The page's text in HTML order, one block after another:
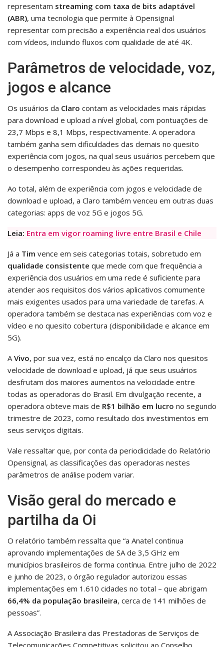
representam streaming com taxa de bits adaptável
(ABR), uma tecnologia que permite à Opensignal
representar com precisão a experiência real dos usuários
com vídeos, incluindo fluxos com qualidade de até 4K.
Parâmetros de velocidade, voz,
jogos e alcance
Os usuários da Claro contam as velocidades mais rápidas
para download e upload a nível global, com pontuações de
23,7 Mbps e 8,1 Mbps, respectivamente. A operadora
também ganha sem dificuldades das demais no quesito
experiência com jogos, na qual seus usuários percebem que
o desempenho correspondeu às ações requeridas.
Ao total, além de experiência com jogos e velocidade de
download e upload, a Claro também venceu em outras duas
categorias: apps de voz 5G e jogos 5G.
Leia: Entra em vigor roaming livre entre Brasil e Chile
Já a Tim vence em seis categorias totais, sobretudo em
qualidade consistente que mede com que frequência a
experiência dos usuários em uma rede é suficiente para
atender aos requisitos dos vários aplicativos comumente
mais exigentes usados para uma variedade de tarefas. A
operadora também se destaca nas experiências com voz e
vídeo e no quesito cobertura (disponibilidade e alcance em
5G).
AVivo, por sua vez, está no encalço da Claro nos quesitos
velocidade de download e upload, já que seus usuários
desfrutam dos maiores aumentos na velocidade entre
todas as operadoras do Brasil. Em divulgação recente, a
operadora obteve mais de R$1 bilhão em lucro no segundo
trimestre de 2023, como resultado dos investimentos em
seus serviços digitais.
Vale ressaltar que, por conta da periodicidade do Relatório
Opensignal, as classificações das operadoras nestes
parâmetros de análise podem variar.
Visão geral do mercado e
partilha da Oi
O relatório também ressalta que “a Anatel continua
aprovando implementações de SA de 3,5 GHz em
municípios brasileiros de forma contínua. Entre julho de 2022
e junho de 2023, o órgão regulador autorizou essas
implementações em 1.610 cidades no total – que abrigam
66,4% da população brasileira, cerca de 141 milhões de
pessoas”.
A Associação Brasileira das Prestadoras de Serviços de